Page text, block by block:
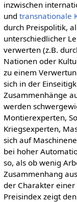
inzwischen
und transnationale
durch Preispolitik,
unterschiedlicher
verwerten (z.B.
Nationen oder
zu einem
sich in der
Zusammenhänge
werden
Montierexperten,
Kriegsexperten,
sich auf
bei hoher
so, als ob wenig
Zusammenhang
der Charakter einer
Preisindex zeigt